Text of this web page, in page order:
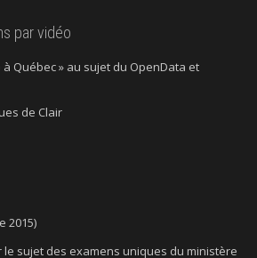
par vidéo
Québec » au sujet du OpenData et
de Clair
2015)
le sujet des examens uniques du ministère